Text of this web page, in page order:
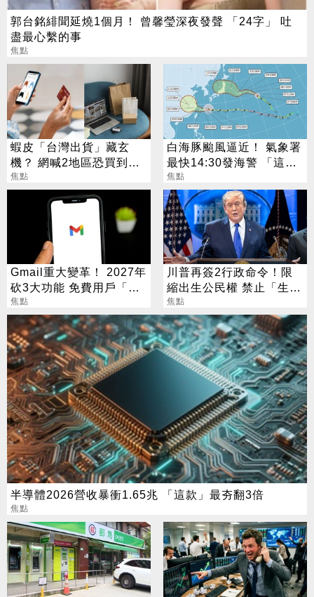
郭台銘緋聞延燒1個月！ 曾馨瑩深夜發聲 「24字」 吐
盡最心繫的事
焦點
蝦皮「台灣出貨」藏玄
機？ 網喊2地區恐買到假
貨 專家揭真相
焦點
白海豚颱風逼近！ 氣象署
最快14:30發海警 「這
天」風雨最猛烈
焦點
Gmail重大變革！ 2027年
砍3大功能 免費用戶「這
好康」不能用了
焦點
川普再簽2行政命令！限
縮出生公民權 禁止「生育
旅遊」
焦點
半導體2026營收暴衝1.65兆 「這款」最夯翻3倍
焦點